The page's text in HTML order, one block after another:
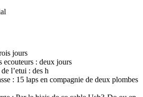
jours
ecouteurs : deux jours
l’etui : des h
: 15 laps en compagnie de deux plombes